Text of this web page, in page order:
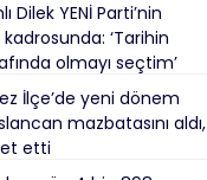
Dilek YENİ Parti’nin
‘Tarihin
olmayı seçtim’
İlçe’de yeni dönem
mazbatasını aldı,
etti